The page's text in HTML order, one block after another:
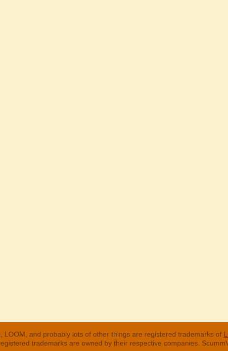
and probably lots of other things are registered trademarks of
trademarks are owned by their respective companies.